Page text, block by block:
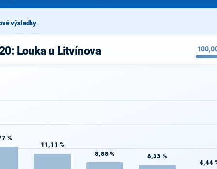
výsledky
Louka u Litvínova
%
11,11 %
8,88 % 8,33 %
4,44